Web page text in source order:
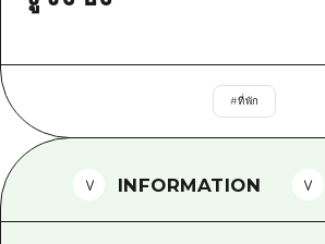
การรักษา
ธรรมชาติ
ฮิโรชิม่า ฟรี Wi-Fi
#ที่พัก
INFORMATION